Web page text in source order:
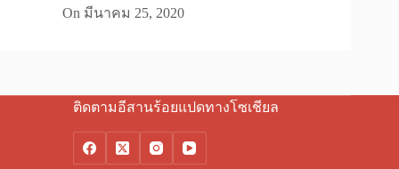
On มีนาคม 25, 2020
ติดตามอีสานร้อยแปดทางโซเชียล